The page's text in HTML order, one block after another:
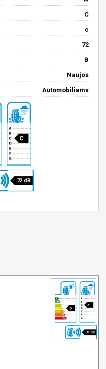
C
c
72
B
Naujos
Automobiliams
C
72 dB
D
c
71 dB